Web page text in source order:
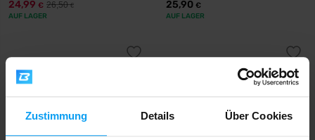
Zustimmung Details Über Cookies
24,99 € 26,50€
AUF LAGER
25,90 €
AUF LAGER